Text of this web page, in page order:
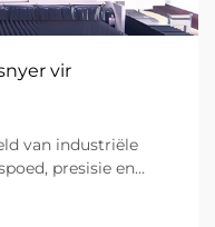
vir
van industriële
presisie en